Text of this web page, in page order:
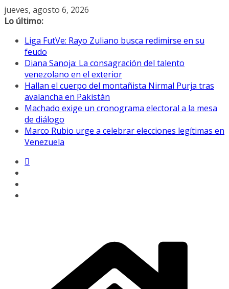
Saltar
al
jueves, agosto 6, 2026
Lo último:
Liga FutVe: Rayo Zuliano busca redimirse en su
feudo
Diana Sanoja: La consagración del talento
venezolano en el exterior
Hallan el cuerpo del montañista Nirmal Purja tras
avalancha en Pakistán
Machado exige un cronograma electoral a la mesa
de diálogo
Marco Rubio urge a celebrar elecciones legítimas en
Venezuela